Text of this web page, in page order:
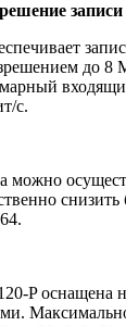
до 8
с.
можно
P оснащена